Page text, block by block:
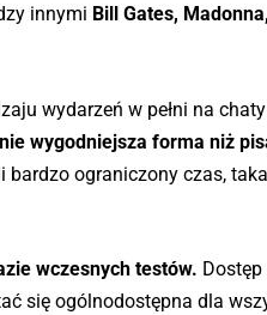
innymi Bill Gates,
wydarzeń w pełni na
wygodniejsza forma niż
bardzo ograniczony czas,
wczesnych testów.
się ogólnodostępna dla